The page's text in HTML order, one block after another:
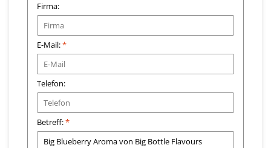
Firma:
E-Mail:*
Telefon:
Betreff:*